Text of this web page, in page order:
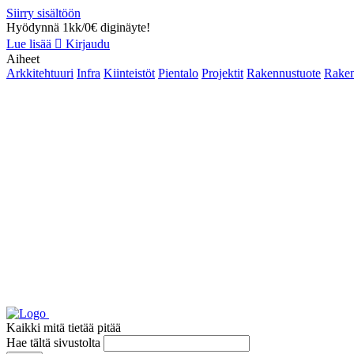
Siirry sisältöön
Hyödynnä 1kk/0€ diginäyte!
Lue lisää
Kirjaudu
Aiheet
Arkkitehtuuri Infra Kiinteistöt Pientalo Projektit Rakennustuote
Kaikki mitä tietää pitää
Hae tältä sivustolta